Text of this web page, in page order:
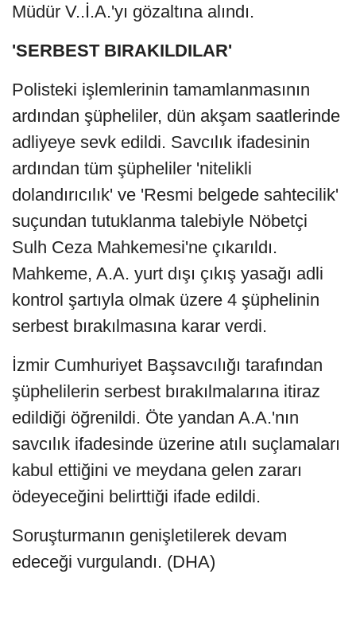
Müdür V..İ.A.'yı gözaltına alındı.
'SERBEST BIRAKILDILAR'
Polisteki işlemlerinin tamamlanmasının
ardından şüpheliler, dün akşam saatlerinde
adliyeye sevk edildi. Savcılık ifadesinin
ardından tüm şüpheliler 'nitelikli
dolandırıcılık' ve 'Resmi belgede sahtecilik'
suçundan tutuklanma talebiyle Nöbetçi
Sulh Ceza Mahkemesi'ne çıkarıldı.
Mahkeme, A.A. yurt dışı çıkış yasağı adli
kontrol şartıyla olmak üzere 4 şüphelinin
serbest bırakılmasına karar verdi.
İzmir Cumhuriyet Başsavcılığı tarafından
şüphelilerin serbest bırakılmalarına itiraz
edildiği öğrenildi. Öte yandan A.A.'nın
savcılık ifadesinde üzerine atılı suçlamaları
kabul ettiğini ve meydana gelen zararı
ödeyeceğini belirttiği ifade edildi.
Soruşturmanın genişletilerek devam
edeceği vurgulandı. (DHA)